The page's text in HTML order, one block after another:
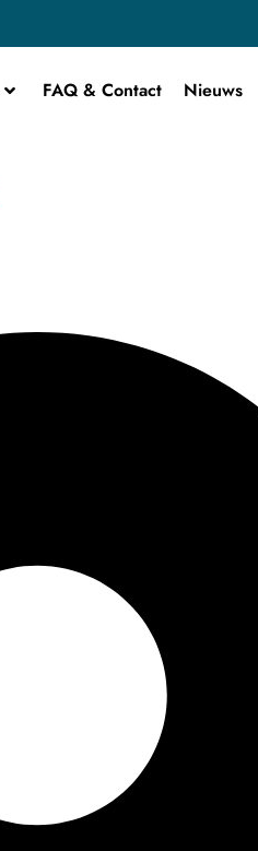
FAQ & Contact Nieuws